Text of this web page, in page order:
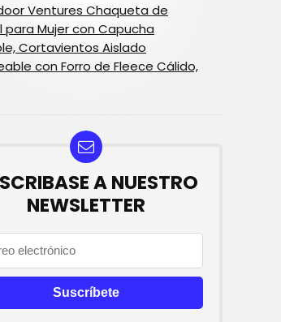
Ventures Chaqueta de
para Mujer con Capucha
Cortavientos Aislado
con Forro de Fleece Cálido,
A NUESTRO
NEWSLETTER